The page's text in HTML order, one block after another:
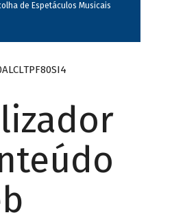
de Espetáculos Musicais